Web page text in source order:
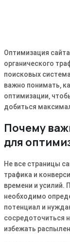
Оптимизация
органического
поисковых
важно понимать‚
оптимизации‚
добиться
Почему
для
Не все страницы
трафика и
времени и усилий.
необходимо
потенциал и
сосредоточиться
избежать